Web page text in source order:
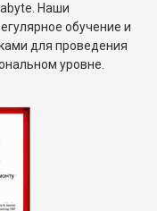
Наши
обучение и
для проведения
уровне.